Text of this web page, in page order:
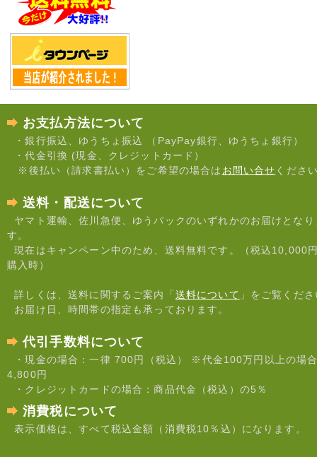
お支払方法について
・銀行振込、ゆうちょ振込 （PayPay銀行、ゆうちょ銀行）
・代金引換 (現金、クレジットカード）
※後払い（請求書払い）をご希望の場合は お問い合せ くださ
送料・配送について
ヤマト運輸、佐川急便、ゆうパックのいずれかのお届けとなり
す。
現在はキャンペーン中のため、送料無料です。（税込10,000
購入時）
詳しくは、送料に関するご案内「送料について 」をご覧くだ
お届け日、時間帯の指定も承っております。
代引手数料について
・現金の場合：一律 700円（税込） ※代金100万円以上の場
4,800円
・クレジットカードの場合：商品代金（税込）の5％
消費税について
表示価格は、すべて税込金額（消費税10％込）になります。